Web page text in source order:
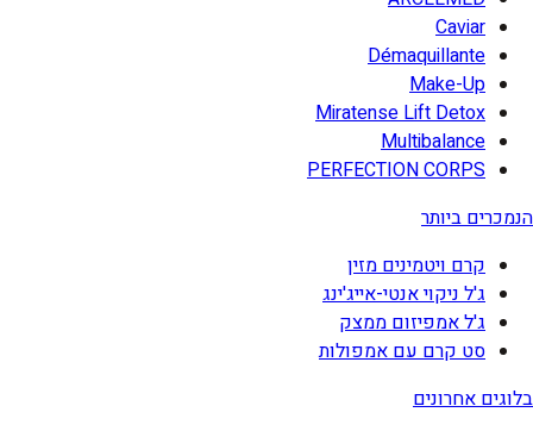
Caviar
Démaquillante
Make-Up
Miratense Lift Detox
Multibalance
PERFECTION CORPS
הנמכרים ביותר
קרם ויטמינים מזין
ג'ל ניקוי אנטי-אייג'ינג
ג'ל אמפיזום ממצק
סט קרם עם אמפולות
בלוגים אחרונים